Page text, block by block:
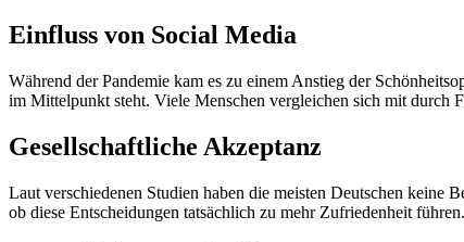
Einfluss von Social Media
Während der Pandemie kam es zu einem Anstieg der
im Mittelpunkt steht. Viele Menschen vergleichen sich mit durch
Gesellschaftliche Akzeptanz
Laut verschiedenen Studien haben die meisten Deutschen keine
ob diese Entscheidungen tatsächlich zu mehr Zufriedenheit führen.